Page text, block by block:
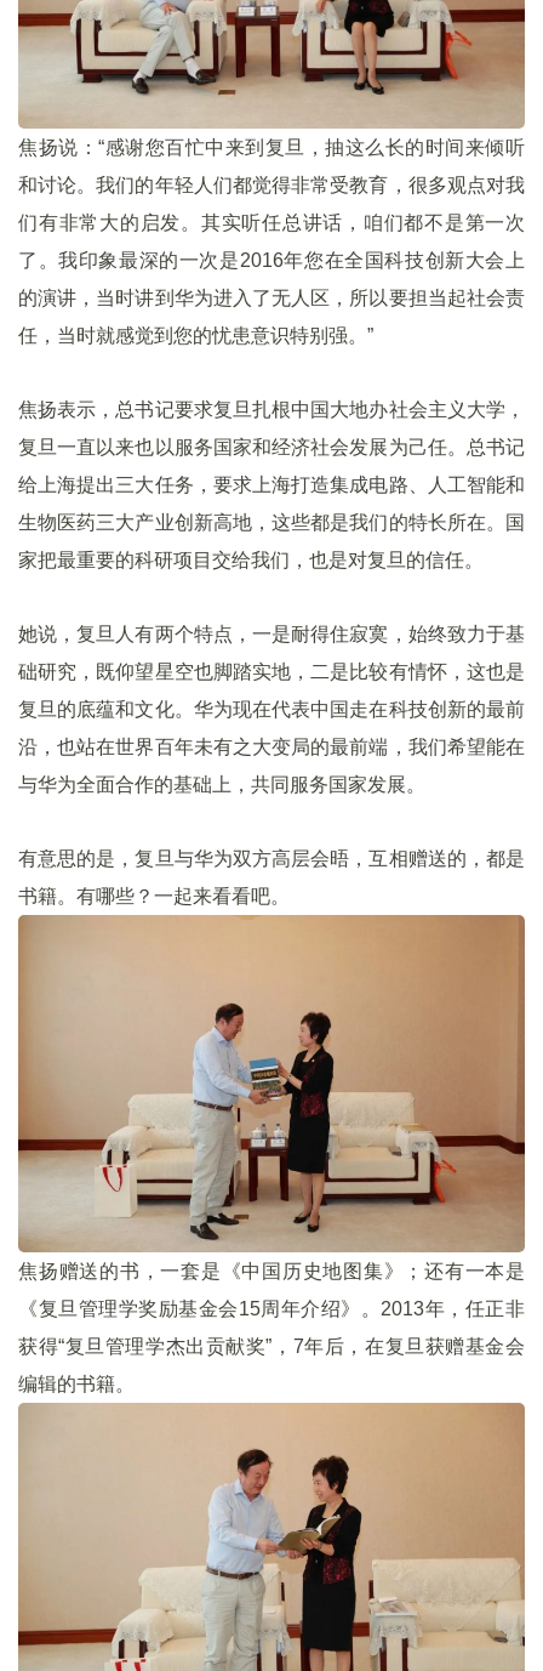
焦扬说：“感谢您百忙中来到复旦，抽这么长的时间来倾听
和讨论。我们的年轻人们都觉得非常受教育，很多观点对我
们有非常大的启发。其实听任总讲话，咱们都不是第一次
了。我印象最深的一次是2016年您在全国科技创新大会上
的演讲，当时讲到华为进入了无人区，所以要担当起社会责
任，当时就感觉到您的忧患意识特别强。”
焦扬表示，总书记要求复旦扎根中国大地办社会主义大学，
复旦一直以来也以服务国家和经济社会发展为己任。总书记
给上海提出三大任务，要求上海打造集成电路、人工智能和
生物医药三大产业创新高地，这些都是我们的特长所在。国
家把最重要的科研项目交给我们，也是对复旦的信任。
她说，复旦人有两个特点，一是耐得住寂寞，始终致力于基
础研究，既仰望星空也脚踏实地，二是比较有情怀，这也是
复旦的底蕴和文化。华为现在代表中国走在科技创新的最前
沿，也站在世界百年未有之大变局的最前端，我们希望能在
与华为全面合作的基础上，共同服务国家发展。
有意思的是，复旦与华为双方高层会晤，互相赠送的，都是
书籍。有哪些？一起来看看吧。
焦扬赠送的书，一套是《中国历史地图集》；还有一本是
《复旦管理学奖励基金会15周年介绍》。2013年，任正非
获得“复旦管理学杰出贡献奖”，7年后，在复旦获赠基金会
编辑的书籍。